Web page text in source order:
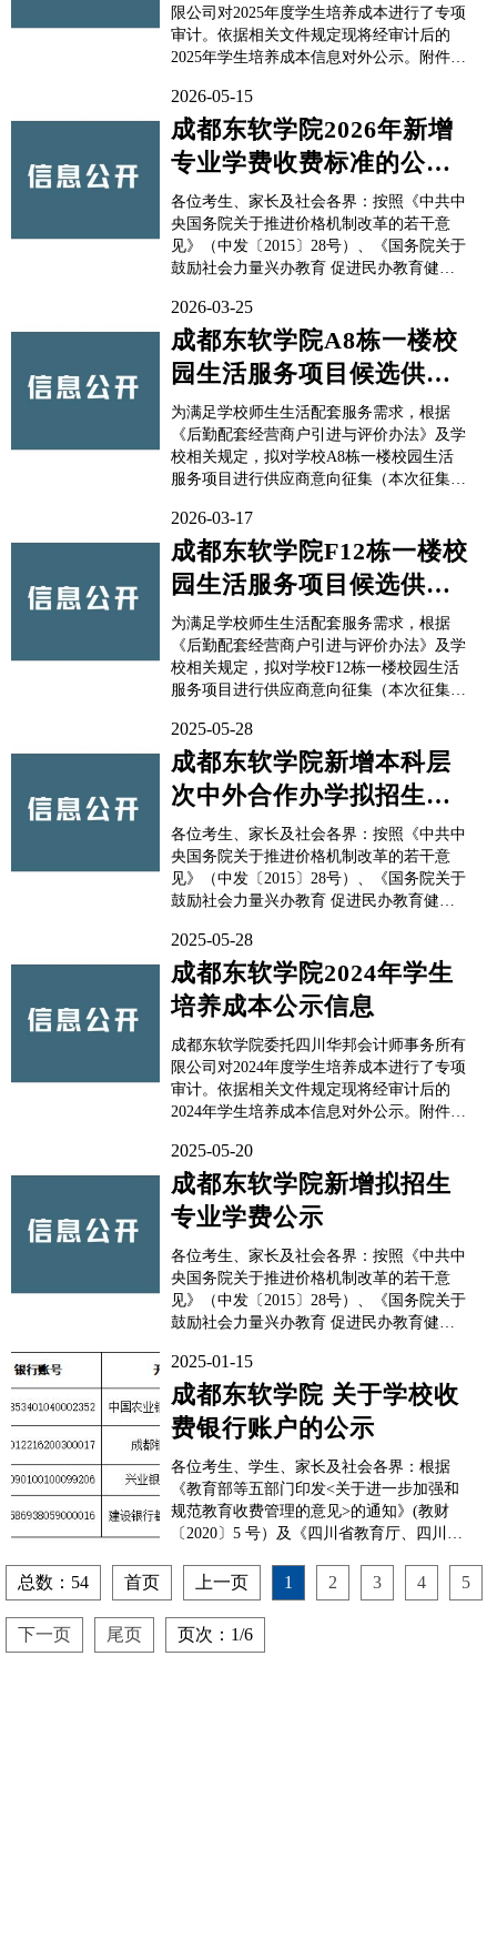
限公司对2025年度学生培养成本进行了专项
审计。依据相关文件规定现将经审计后的
2025年学生培养成本信息对外公示。附件：
报告2026年5月27日
2026-05-15
成都东软学院2026年新增
专业学费收费标准的公示
信息
各位考生、家长及社会各界：按照《中共中
央国务院关于推进价格机制改革的若干意
见》（中发〔2015〕28号）、《国务院关于
鼓励社会力量兴办教育 促进民办教育健康
《四川省教育厅四川省发展和改革委员会四
川省市场监督管理局关于完善我省民办高校
价格管理方式加强事中事后监管的通知》
（川教函〔2...
2026-03-25
成都东软学院A8栋一楼校
园生活服务项目候选供应
商征集的通知
为满足学校师生生活配套服务需求，根据
《后勤配套经营商户引进与评价办法》及学
校相关规定，拟对学校A8栋一楼校园生活
服务项目进行供应商意向征集（本次征集并
商征集基本信息1.项目名称：成都东软学院
A8栋一楼校园生活服务项目采购2.项目平面
图：3.项目地址：青城山镇东软大道2栋1-2
层成都东软学...
2026-03-17
成都东软学院F12栋一楼校
园生活服务项目候选供应
商征集通知
为满足学校师生生活配套服务需求，根据
《后勤配套经营商户引进与评价办法》及学
校相关规定，拟对学校F12栋一楼校园生活
服务项目进行供应商意向征集（本次征集并
商征集基本信息1.项目名称：成都东软学院
F12栋一楼校园生活服务项目采购 2.项目平
面图：3.项目地址：都江堰市青城山青山路
8号12#...
2025-05-28
成都东软学院新增本科层
次中外合作办学拟招生专
业学费公示
各位考生、家长及社会各界：按照《中共中
央国务院关于推进价格机制改革的若干意
见》（中发〔2015〕28号）、《国务院关于
鼓励社会力量兴办教育 促进民办教育健康
《四川省教育厅 四川省发展和改革委员
会 四川省市场监督管理局 关于完善我省民
办高校价格管理方式加强事中事后监管...
2025-05-28
成都东软学院2024年学生
培养成本公示信息
成都东软学院委托四川华邦会计师事务所有
限公司对2024年度学生培养成本进行了专项
审计。依据相关文件规定现将经审计后的
2024年学生培养成本信息对外公示。附件：
报告2025年5月28日
2025-05-20
成都东软学院新增拟招生
专业学费公示
各位考生、家长及社会各界：按照《中共中
央国务院关于推进价格机制改革的若干意
见》（中发〔2015〕28号）、《国务院关于
鼓励社会力量兴办教育 促进民办教育健康
《四川省教育厅 四川省发展和改革委员会
四川省市场监督管理局 关于完善我省民办
高校价格管理方式加强事中事后监管的通
知》（川教〔202...
2025-01-15
成都东软学院 关于学校收
费银行账户的公示
各位考生、学生、家长及社会各界：根据
《教育部等五部门印发<关于进一步加强和
规范教育收费管理的意见>的通知》(教财
〔2020〕5 号）及《四川省教育厅、四川省
通知>》（川教函〔2020〕559 号）文件相
关要求，我校已向四川省教育厅进行了收费
银行账户的备案。现按文件要求将备案信息
公示如下：成...
总数：54 首页 上一页 1 2 3 4 5
下一页 尾页 页次：1/6